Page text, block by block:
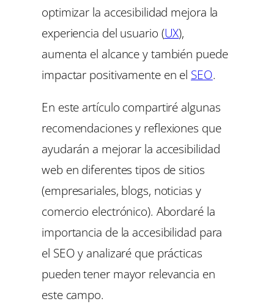
optimizar la accesibilidad mejora la
experiencia del usuario (UX),
aumenta el alcance y también puede
impactar positivamente en el SEO.
En este artículo compartiré algunas
recomendaciones y reflexiones que
ayudarán a mejorar la accesibilidad
web en diferentes tipos de sitios
(empresariales, blogs, noticias y
comercio electrónico). Abordaré la
importancia de la accesibilidad para
el SEO y analizaré que prácticas
pueden tener mayor relevancia en
este campo.